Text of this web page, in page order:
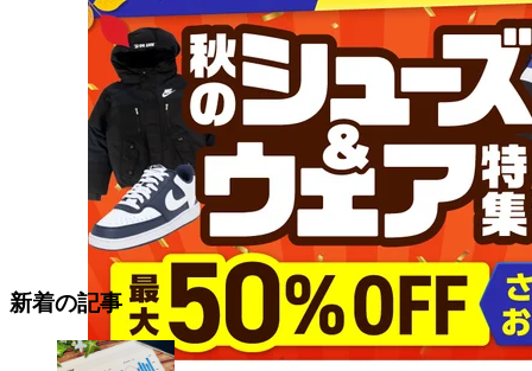
新着の記事